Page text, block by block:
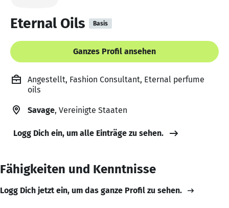
Eternal Oils Basis
Ganzes Profil ansehen
Angestellt, Fashion Consultant, Eternal perfume
oils
Savage, Vereinigte Staaten
Logg Dich ein, um alle Einträge zu sehen.
Fähigkeiten und Kenntnisse
Logg Dich jetzt ein, um das ganze Profil zu sehen.